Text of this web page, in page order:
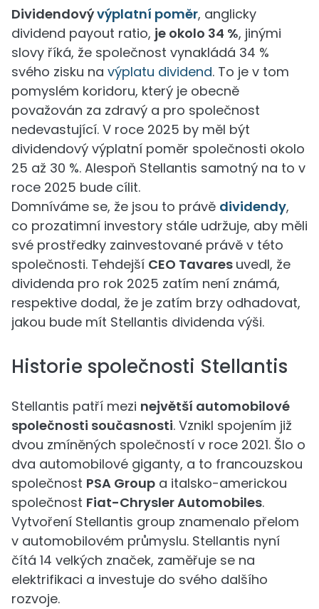
Dividendovývýplatní poměr, anglicky
dividend payout ratio, je okolo 34 %, jinými
slovy říká, že společnost vynakládá 34 %
svého zisku na výplatu dividend. To je v tom
pomyslém koridoru, který je obecně
považován za zdravý a pro společnost
nedevastující. V roce 2025 by měl být
dividendový výplatní poměr společnosti okolo
25 až 30 %. Alespoň Stellantis samotný na to v
roce 2025 bude cílit.
Domníváme se, že jsou to právě dividendy,
co prozatimní investory stále udržuje, aby měli
své prostředky zainvestované právě v této
společnosti. Tehdejší CEO Tavares uvedl, že
dividenda pro rok 2025 zatím není známá,
respektive dodal, že je zatím brzy odhadovat,
jakou bude mít Stellantis dividenda výši.
Historie společnosti Stellantis
Stellantis patří mezi největší automobilové
společnosti současnosti. Vznikl spojením již
dvou zmíněných společností v roce 2021. Šlo o
dva automobilové giganty, a to francouzskou
společnost PSA Group a italsko-americkou
společnost Fiat-Chrysler Automobiles.
Vytvoření Stellantis group znamenalo přelom
v automobilovém průmyslu. Stellantis nyní
čítá 14 velkých značek, zaměřuje se na
elektrifikaci a investuje do svého dalšího
rozvoje.